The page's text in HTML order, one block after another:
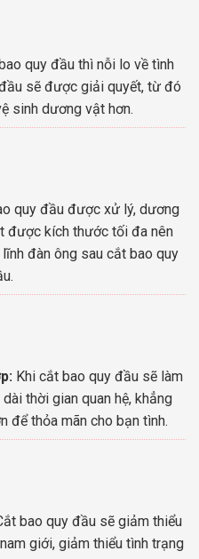
quy đầu thì nỗi lo về tình
sẽ được giải quyết, từ đó
sinh dương vật hơn.
quy đầu được xử lý, dương
được kích thước tối đa nên
đàn ông sau cắt bao quy
Khi cắt bao quy đầu sẽ làm
thời gian quan hệ, khẳng
để thỏa mãn cho bạn tình.
bao quy đầu sẽ giảm thiểu
giới, giảm thiểu tình trạng